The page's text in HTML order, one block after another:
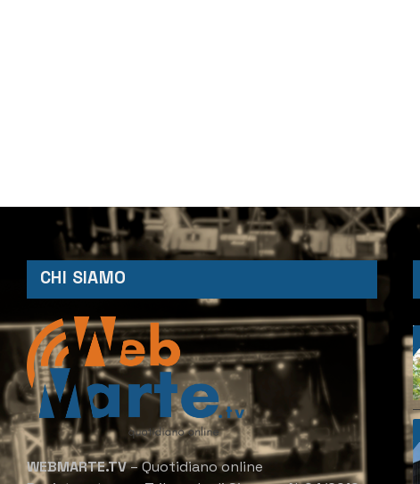
CHI SIAMO
WEBMARTE.TV– Quotidiano online